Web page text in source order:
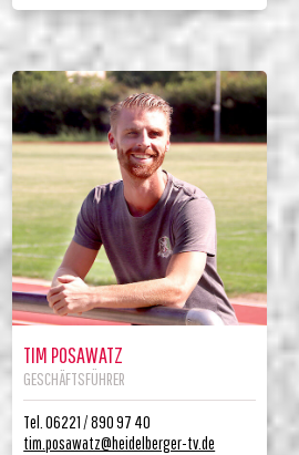
TIM POSAWATZ
GESCHÄFTSFÜHRER
Tel. 06221 / 890 97 40
tim.posawatz@heidelberger-tv.de